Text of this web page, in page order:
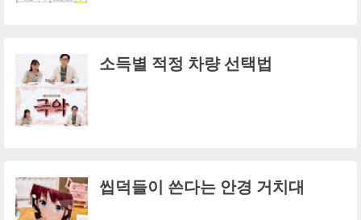
소득별 적정 차량 선택법
씹덕들이 쓴다는 안경 거치대